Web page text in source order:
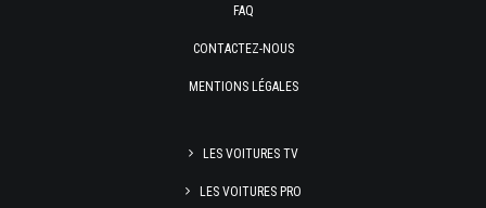
FAQ
CONTACTEZ-NOUS
MENTIONS LÉGALES
LES VOITURES TV
LES VOITURES PRO